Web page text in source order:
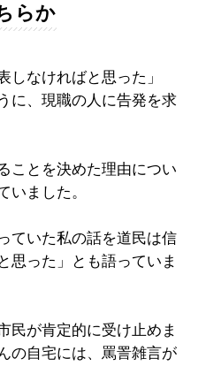
らか
しなければと思った」
に、現職の人に告発を求
ことを決めた理由につい
いました。
ていた私の話を道民は信
思った」とも語っていま
民が肯定的に受け止めま
の自宅には、罵詈雑言が